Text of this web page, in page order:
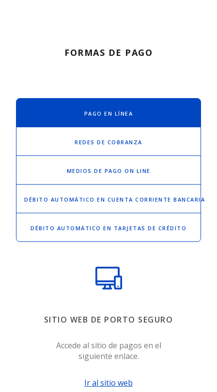
FORMAS DE PAGO
PAGO EN LÍNEA
REDES DE COBRANZA
MEDIOS DE PAGO ON LINE
DÉBITO AUTOMÁTICO EN CUENTA CORRIENTE BANCARIA
DÉBITO AUTOMÁTICO EN TARJETAS DE CRÉDITO
SITIO WEB DE PORTO SEGURO
Accede al sitio de pagos en el
siguiente enlace.
Ir al sitio web